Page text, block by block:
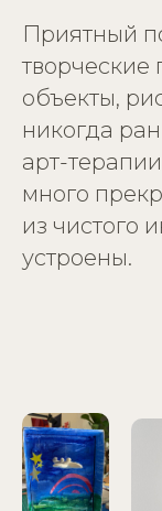
Приятный
творческие
объекты,
никогда
арт-
много
из чистого
устроены.